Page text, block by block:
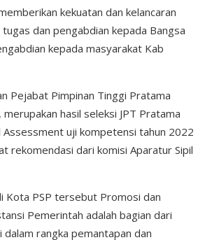
kekuatan dan kelancaran
dan pengabdian kepada Bangsa
kepada masyarakat Kab
Pejabat Pimpinan Tinggi Pratama
hasil seleksi JPT Pratama
Assessment uji kompetensi tahun 2022
rekomendasi dari komisi Aparatur Sipil
Kota PSP tersebut Promosi dan
Pemerintah adalah bagian dari
dalam rangka pemantapan dan